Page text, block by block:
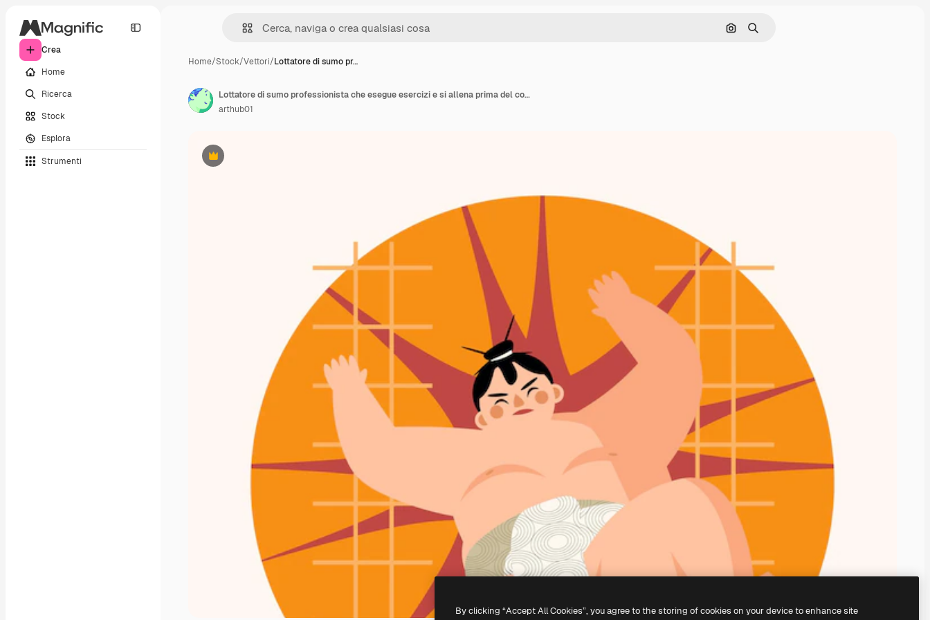
Crea
Home
Ricerca
Stock
Esplora
Strumenti
Cerca per immagine
Ricerca
Home/Stock/Vettori/Lottatore di sumo pr…
Premium
Lottatore di sumo professionista che esegue esercizi e si allena prima del combattimento in palestra professionale
arthub01
By clicking “Accept All Cookies”, you agree to the storing of cookies on your device to enhance site